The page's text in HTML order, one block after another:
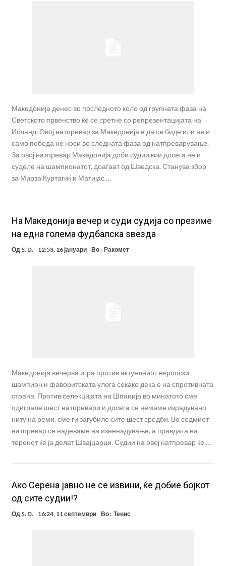
Македонија денес во последното коло од групната фаза на
Светското првенство ќе се сретне со репрезентацијата на
Исланд. Овој натпревар за Македонија е да се биде или не и
само победа не носи во следната фаза од натпреварување.
За овој натпревар Македонија доби судии кои досега не и
суделе на шампионатот, доаѓаат од Шведска. Станува збор
за Мирза Куртагиќ и Матијас …
На Македонија вечер и суди судија со презиме
на една голема фудбалска ѕвезда
Од S. D. 12:53, 16 јануари Во : Ракомет
Македонија вечерва игра против актуелниот европски
шампион и фаворитската улога секако дека е на спротивната
страна. Против селекцијата на Шпанија во минатото сме
одиграле шест натпревари и досега се немаме израдувано
ниту на реми, сме ги загубиле сите шест средби. Во седмиот
натпревар се надеваме на изненадување, а правдата на
теренот ќе ја делат Швајцарци. Судии на овој натпревар ќе …
Ако Серена јавно не се извини, ќе добие бојкот
од сите судии!?
Од S. D. 16:24, 11 септември Во : Тенис